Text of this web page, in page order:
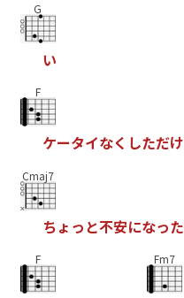
G
い
F
ケータイなく しただけ
Cmaj7
ちょ っ と不安になった
F Fm7